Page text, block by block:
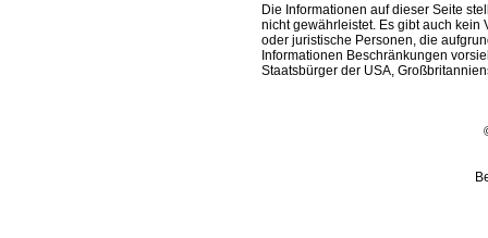
Die Informationen auf dieser Seite
nicht gewährleistet. Es gibt auch kein
oder juristische Personen, die
Informationen Beschränkungen
Staatsbürger der USA,